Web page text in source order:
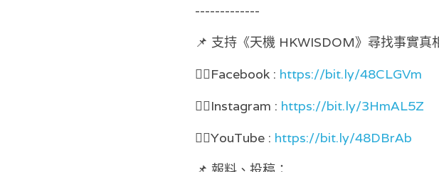
-------------
📌 支持《天機 HKWISDOM》尋找事實真
👉🏻Facebook : https://bit.ly/48CLGVm
👉🏻Instagram : https://bit.ly/3HmAL5Z
👉🏻YouTube : https://bit.ly/48DBrAb